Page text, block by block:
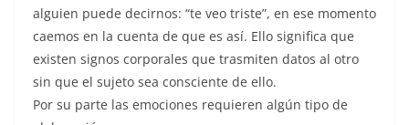
alguien puede decirnos: “te veo triste”, en ese momento
caemos en la cuenta de que es así. Ello significa que
existen signos corporales que trasmiten datos al otro
sin que el sujeto sea consciente de ello.
Por su parte las emociones requieren algún tipo de